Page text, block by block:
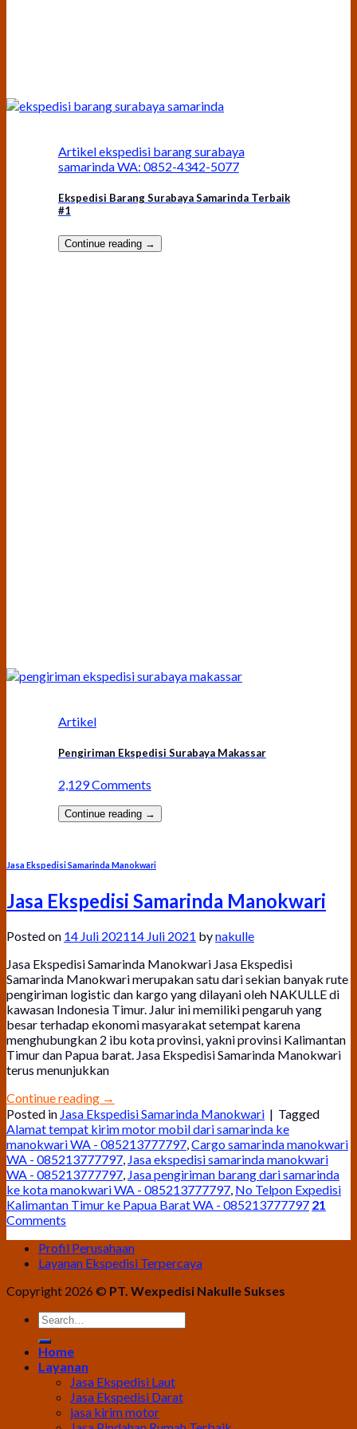
Artikel ekspedisi barang surabaya
samarinda WA: 0852-4342-5077
Ekspedisi Barang Surabaya Samarinda Terbaik
#1
Continue reading →
Artikel
Pengiriman Ekspedisi Surabaya Makassar
2,129 Comments
Continue reading →
Jasa Ekspedisi Samarinda Manokwari
Jasa Ekspedisi Samarinda Manokwari
Posted on 14 Juli 202114 Juli 2021 bynakulle
Jasa Ekspedisi Samarinda Manokwari Jasa Ekspedisi
Samarinda Manokwari merupakan satu dari sekian banyak rute
pengiriman logistic dan kargo yang dilayani oleh NAKULLE di
kawasan Indonesia Timur. Jalur ini memiliki pengaruh yang
besar terhadap ekonomi masyarakat setempat karena
menghubungkan 2 ibu kota provinsi, yakni provinsi Kalimantan
Timur dan Papua barat. Jasa Ekspedisi Samarinda Manokwari
terus menunjukkan
Continue reading →
Posted in Jasa Ekspedisi Samarinda Manokwari | Tagged
Alamat tempat kirim motor mobil dari samarinda ke
manokwari WA - 085213777797,Cargo samarinda manokwari
WA - 085213777797, Jasa ekspedisi samarinda manokwari
WA - 085213777797, Jasa pengiriman barang dari samarinda
ke kota manokwari WA - 085213777797, No Telpon Expedisi
Kalimantan Timur ke Papua Barat WA - 085213777797 21
Comments
Profil Perusahaan
Layanan Ekspedisi Terpercaya
Copyright 2026 © PT. Wexpedisi Nakulle Sukses
Home
Layanan
Jasa Ekspedisi Laut
Jasa Ekspedisi Darat
jasa kirim motor